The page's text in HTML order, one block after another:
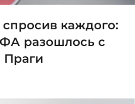
каждого:
разошлось с
Праги